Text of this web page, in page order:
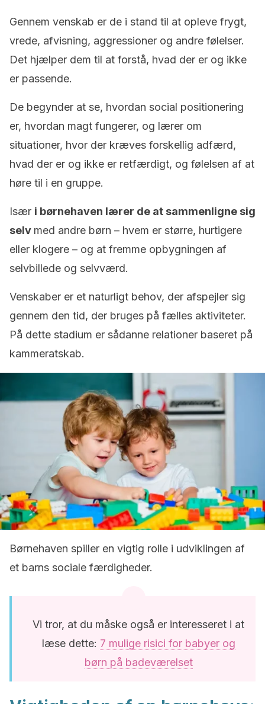
Gennem venskab er de i stand til at opleve frygt,
vrede, afvisning, aggressioner og andre følelser.
Det hjælper dem til at forstå, hvad der er og ikke
er passende.
De begynder at se, hvordan social positionering
er, hvordan magt fungerer, og lærer om
situationer, hvor der kræves forskellig adfærd,
hvad der er og ikke er retfærdigt, og følelsen af at
høre til i en gruppe.
Især i børnehaven lærer de at sammenligne sig
selv med andre børn – hvem er større, hurtigere
eller klogere – og at fremme opbygningen af
selvbillede og selvværd.
Venskaber er et naturligt behov, der afspejler sig
gennem den tid, der bruges på fælles aktiviteter.
På dette stadium er sådanne relationer baseret på
kammeratskab.
Børnehaven spiller en vigtig rolle i udviklingen af
et barns sociale færdigheder.
Vi tror, at du måske også er interesseret i at
læse dette: 7 mulige risici for babyer og
børn på badeværelset